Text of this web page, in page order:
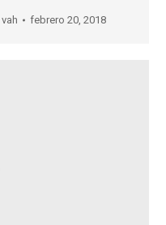
vah febrero 20, 2018